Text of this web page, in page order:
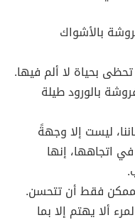
بالأشواك
بحياة لا ألم فيها.
بالورود طيلة
ليست إلا وجهةً
اتجاهها، إنها
فقط أن تتحسن.
ألا يهتم إلا بما